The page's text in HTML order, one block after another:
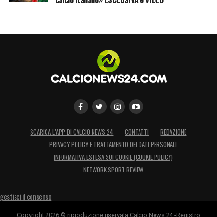
LA PLAYLIST DELLE NOSTRE TOP NEWS
SCARICA L’APP DI CALCIO NEWS 24 CONTATTI
REDAZIONE
PRIVACY POLICY E TRATTAMENTO DEI DATI PERSONALI
INFORMATIVA ESTESA SUI COOKIE (COOKIE POLICY)
NETWORK SPORT REVIEW
gestisci il consenso
Copyright 2026 © riproduzione riservata Calcio News 24 -Registro